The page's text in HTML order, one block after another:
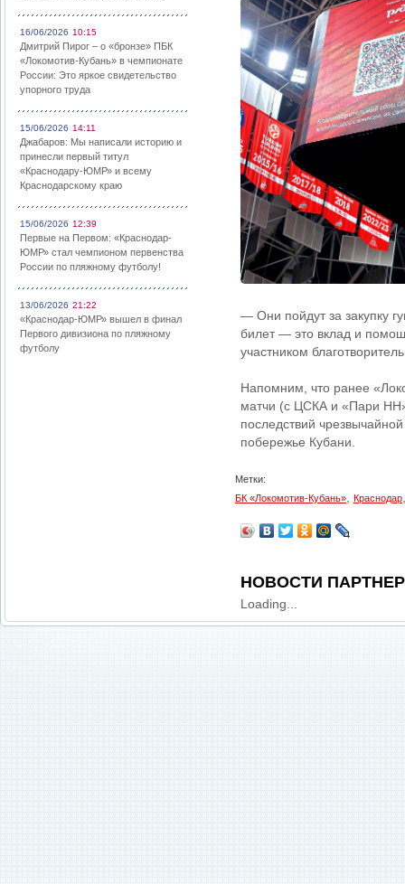
16/06/2026 10:15
Дмитрий Пирог – о «бронзе» ПБК
«Локомотив-Кубань» в чемпионате
России: Это яркое свидетельство
упорного труда
15/06/2026 14:11
Джабаров: Мы написали историю и
принесли первый титул
«Краснодару-ЮМР» и всему
Краснодарскому краю
15/06/2026 12:39
Первые на Первом: «Краснодар-
ЮМР» стал чемпионом первенства
России по пляжному футболу!
13/06/2026 21:22
«Краснодар-ЮМР» вышел в финал
Первого дивизиона по пляжному
футболу
— Они пойдут за закупку
билет — это вклад и
участником
Напомним, что ранее
матчи (с ЦСКА и «Пари
последствий
побережье Кубани.
Метки:
БК «Локомотив-Кубань», Краснодар
НОВОСТИ
Loading...